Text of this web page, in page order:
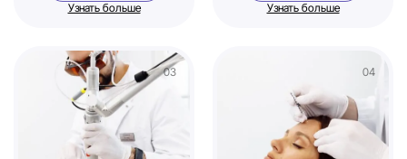
Узнать больше
Узнать больше